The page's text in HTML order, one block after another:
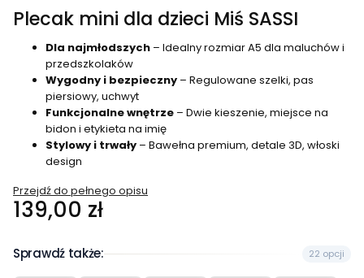
Plecak mini dla dzieci Miś SASSI
Dla najmłodszych – Idealny rozmiar A5 dla maluchów i
przedszkolaków
Wygodny i bezpieczny – Regulowane szelki, pas
piersiowy, uchwyt
Funkcjonalne wnętrze – Dwie kieszenie, miejsce na
bidon i etykieta na imię
Stylowy i trwały – Bawełna premium, detale 3D, włoski
design
Przejdź do pełnego opisu
Cena
139,00 zł
Sprawdź także: 22 opcji